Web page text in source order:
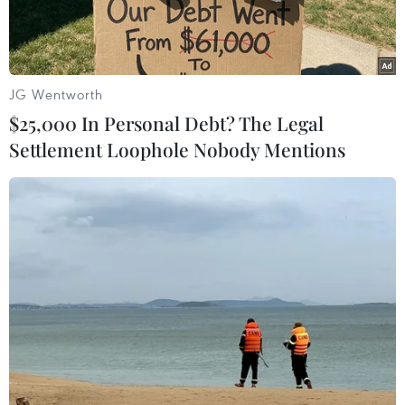
Facebook, mạng xã hội lớn nhất thế giới với hơn
2 tỷ người dùng, dự kiến sẽ công bố những
thông tin cụ thể về đồng tiền điện tử của riêng
họ tại một sự kiện tổ chức vào ngày 18/6 (theo
JG Wentworth
$25,000 In Personal Debt? The Legal
Settlement Loophole Nobody Mentions